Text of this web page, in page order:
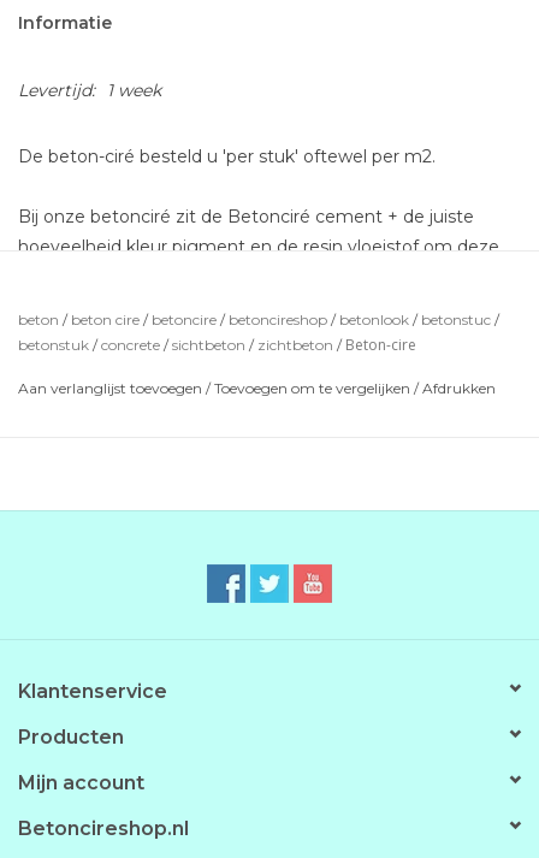
Informatie
Levertijd: 1 week
De beton-ciré besteld u 'per stuk' oftewel per m2.
Bij onze betonciré zit de Betonciré cement + de juiste
hoeveelheid kleur pigment en de resin vloeistof om deze
Optie's zijn: Impregneer voor bescherming en de PU-
Coating om eea waterdicht te maken.
beton / beton cire / betoncire / betoncireshop / betonlook / betonstuc /
betonstuk /concrete /sichtbeton / zichtbeton / Beton-cire
Aan verlanglijst toevoegen /Toevoegen om te vergelijken /Afdrukken
Klantenservice
Producten
Mijn account
Betoncireshop.nl